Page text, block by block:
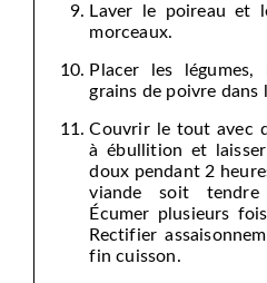
Laver le poireau et
morceaux.
Placer les
grains de poivre dans
Couvrir le tout avec
à ébullition et
doux pendant 2
viande soit
Écumer plusieurs
Rectifier
fin cuisson.